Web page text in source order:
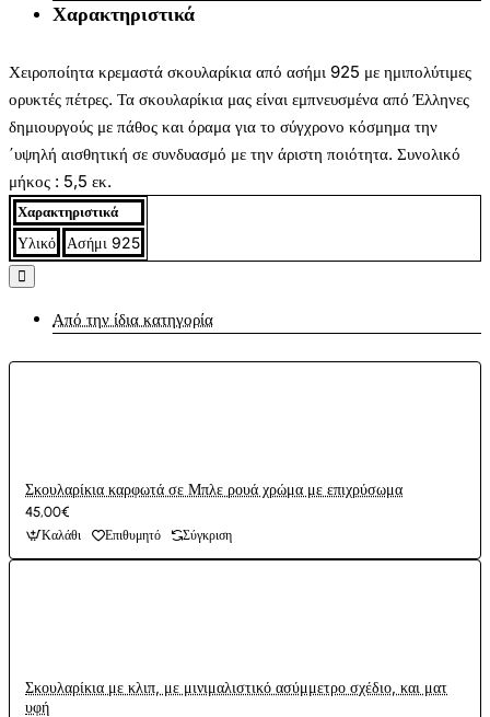
Χαρακτηριστικά
Χειροποίητα κρεμαστά σκουλαρίκια από ασήμι 925 με ημιπολύτιμες
ορυκτές πέτρες. Τα σκουλαρίκια μας είναι εμπνευσμένα από Έλληνες
δημιουργούς με πάθος και όραμα για το σύγχρονο κόσμημα την
΄υψηλή αισθητική σε συνδυασμό με την άριστη ποιότητα. Συνολικό
μήκος : 5,5 εκ.
Χαρακτηριστικά
Υλικό Ασήμι 925
Από την ίδια κατηγορία
Σκουλαρίκια καρφωτά σε Μπλε ρουά χρώμα με επιχρύσωμα
45,00€
Καλάθι
Επιθυμητό Σύγκριση
Σκουλαρίκια με κλιπ, με μινιμαλιστικό ασύμμετρο σχέδιο, και ματ
υφή